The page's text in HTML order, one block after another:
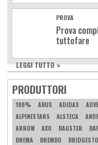
PROVA
Prova
tuttofare
LEGGI TUTTO »
PRODUTTORI
100% ABUS ADIDAS
ALPINESTARS
ALSTECA
ARROW
AXO BAGSTER
BREMA
BREMBO